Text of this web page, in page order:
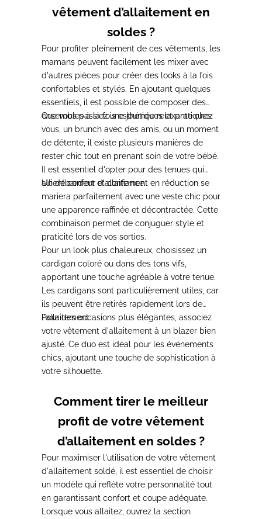
vêtement d’allaitement en
soldes ?
Pour profiter pleinement de ces vêtements , les
mamans peuvent facilement les mixer avec
d'autres pièces pour créer des looks à la fois
confortables et stylés. En ajoutant quelques
essentiels, il est possible de composer des
ensembles à la fois esthétiques et pratiques.
Que vous passiez une journée relaxante chez
vous, un brunch avec des amis, ou un moment
de détente , il existe plusieurs manières de
rester chic tout en prenant soin de votre bébé.
Il est essentiel d'opter pour des tenues qui
allient confort et confiance.
Un débardeur d'allaitement en réduction se
mariera parfaitement avec une veste chic pour
une apparence raffinée et décontractée. Cette
combinaison permet de conjuguer style et
praticité lors de vos sorties.
Pour un look plus chaleureux , choisissez un
cardigan coloré ou dans des tons vifs,
apportant une touche agréable à votre tenue.
Les cardigans sont particulièrement utiles, car
ils peuvent être retirés rapidement lors de
l'allaitement.
Pour des occasions plus élégantes , associez
votre vêtement d'allaitement à un blazer bien
ajusté. Ce duo est idéal pour les événements
chics, ajoutant une touche de sophistication à
votre silhouette.
Comment tirer le meilleur
profit de votre vêtement
d’allaitement en soldes ?
Pour maximiser l'utilisation de votre vêtement
d'allaitement soldé, il est essentiel de choisir
un modèle qui reflète votre personnalité tout
en garantissant confort et coupe adéquate.
Lorsque vous allaitez, ouvrez la section